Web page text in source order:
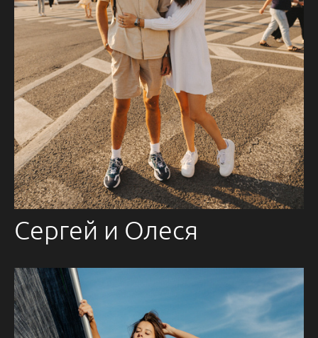
Сергей и Олеся